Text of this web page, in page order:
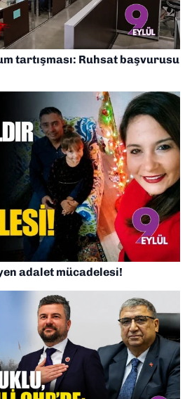
tartışması: Ruhsat başvurusu
adalet mücadelesi!